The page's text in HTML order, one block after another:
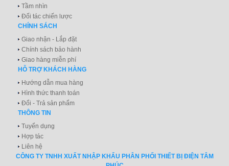
Tầm nhìn
Đối tác chiến lược
CHÍNH SÁCH
Giao nhận - Lắp đặt
Chính sách bảo hành
Giao hàng miễn phí
HỖ TRỢ KHÁCH HÀNG
Hướng dẫn mua hàng
Hình thức thanh toán
Đổi - Trả sản phẩm
THÔNG TIN
Tuyển dụng
Hợp tác
Liên hệ
CÔNG TY TNHH XUẤT NHẬP KHẨU PHÂN PHỐI THIẾT BỊ ĐIỆN TÂM